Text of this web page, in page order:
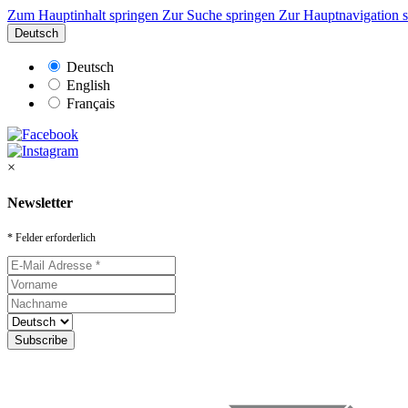
Zum Hauptinhalt springen Zur Suche springen Zur Hauptnavigation
Deutsch
Deutsch
English
Français
×
Newsletter
* Felder erforderlich